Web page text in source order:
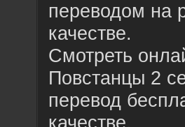
переводом на
качестве.
Смотреть
Повстанцы 2
перевод
качестве.